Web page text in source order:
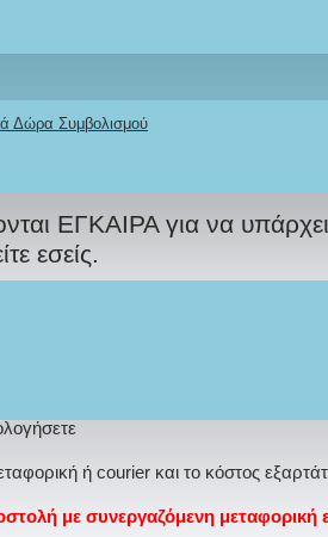
Δώρα Συμβολισμού
ανάλογα με
με τον φόρτο εργασίας
ΕΓΚΑΙΡΑ για να
εσείς.
σχόλιο τα
ποσό πληρωμής έτσι
ή courier και το κόστος
με συνεργαζόμενη μεταφορική